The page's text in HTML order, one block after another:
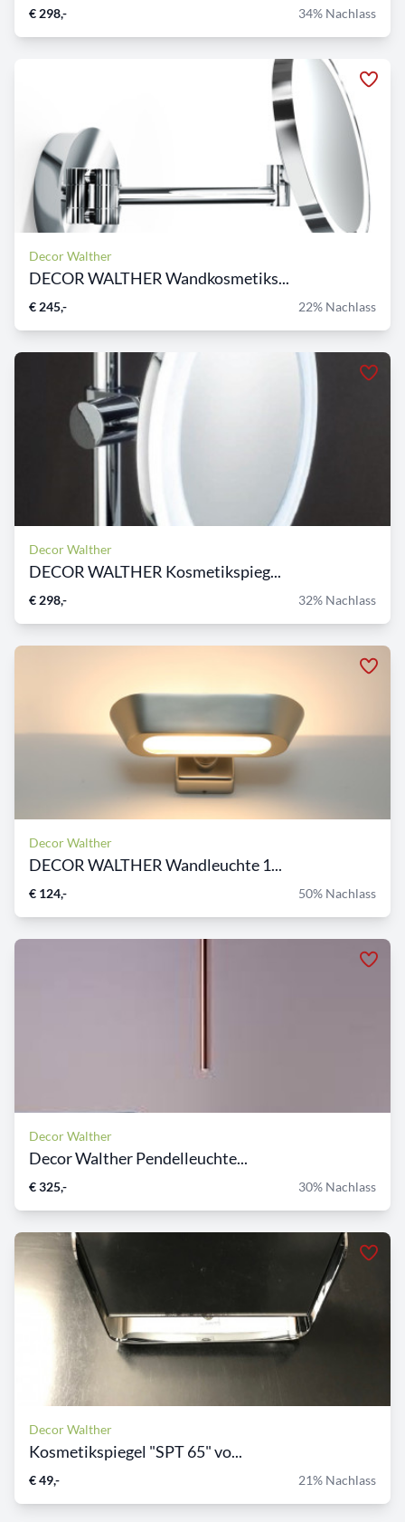
€ 298,- 34% Nachlass
Decor Walther
DECOR WALTHER Wandkosmetiks...
€ 245,- 22% Nachlass
Decor Walther
DECOR WALTHER Kosmetikspieg...
€ 298,- 32% Nachlass
Decor Walther
DECOR WALTHER Wandleuchte 1...
€ 124,- 50% Nachlass
Decor Walther
Decor Walther Pendelleuchte...
€ 325,- 30% Nachlass
Decor Walther
Kosmetikspiegel "SPT 65" vo...
€ 49,- 21% Nachlass